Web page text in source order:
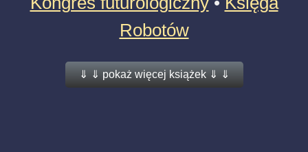
Robotów
⇓ ⇓ pokaż więcej książek ⇓ ⇓